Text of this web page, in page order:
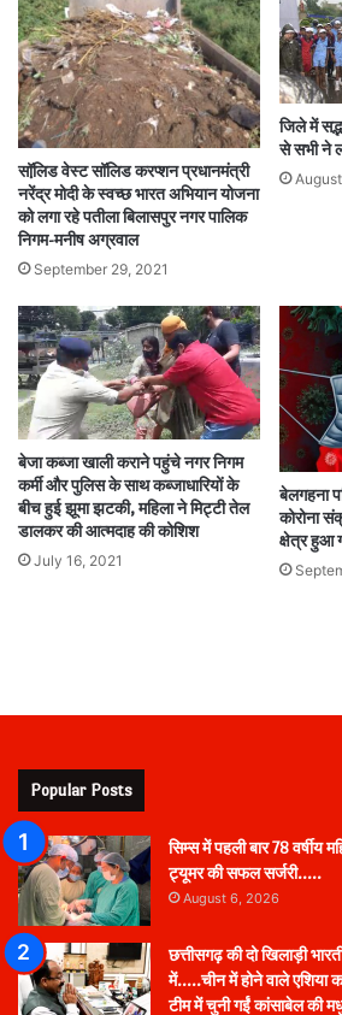
सॉलि़ड वेस्ट सॉलिड करप्शन प्रधानमंत्री
नरेंद्र मोदी के स्वच्छ भारत अभियान योजना
को लगा रहे पतीला बिलासपुर नगर पालिक
निगम-मनीष अग्रवाल
September 29, 2021
जिले में
से सभी ने
बेजा कब्जा खाली कराने पहुंचे नगर निगम
कर्मी और पुलिस के साथ कब्जाधारियों के
बीच हुई झूमा झटकी, महिला ने मिट्टी तेल
डालकर की आत्मदाह की कोशिश
July 16, 2021
बेलगहना
कोरोना
क्षेत्र हुआ
Popular Posts
सिम्स में पहली बार 78
ट्यूमर की सफल सर्जरी…..
August 6, 2026
छत्तीसगढ़ की दो खिलाड़ी
में…..चीन में होने वाले एशिया
टीम में चुनी गईं कांसाबेल की